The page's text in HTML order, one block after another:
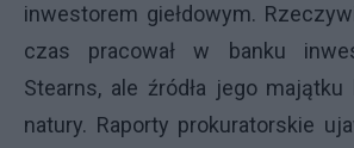
inwestorem giełdowym.
czas pracował w banku
Stearns, ale źródła jego majątku
natury. Raporty prokuratorskie